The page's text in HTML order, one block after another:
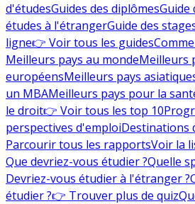
d'étudesGuides des diplômesGuide
études à l'étrangerGuide des
ligne👉 Voir tous les guides
Meilleurs pays au mondeMeilleurs
européensMeilleurs pays
un MBAMeilleurs pays pour la
le droit👉 Voir tous les top 10
perspectives d'emploiDestinations
Parcourir tous les rapportsVoir la
Que devriez-vous étudier ?Quelle
Devriez-vous étudier à l'étranger ?
étudier ?👉 Trouver plus de quiz